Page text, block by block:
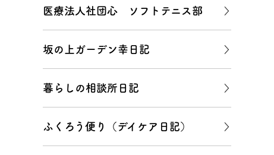
医療法人社団心 ソフトテニス部
坂の上ガーデン幸日記
暮らしの相談所日記
ふくろう便り（デイケア日記）